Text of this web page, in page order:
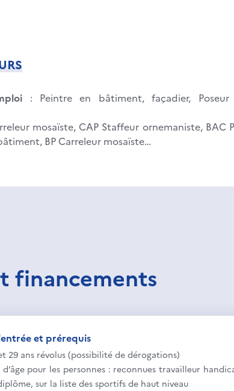
: Peintre en bâtiment, façadier,
mosaïste, CAP Staffeur ornemaniste, BAC
BP Carreleur mosaïste…
financements
et prérequis
29 ans révolus (possibilité de dérogations)
pour les personnes : reconnues travailleur
sur la liste des sportifs de haut niveau